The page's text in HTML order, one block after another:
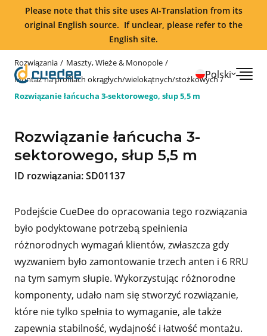
Please note that this site uses AI-Translation from its
original English source. If unclear, please refer to the
English site.
Polski
Rozwiązania
Maszty, Wieże & Monopole
Montaż na profilach okrągłych/wielokątnych/stożkowych
Rozwiązanie łańcucha 3-sektorowego, słup 5,5 m
Rozwiązanie łańcucha 3-
sektorowego, słup 5,5 m
ID rozwiązania:SD01137
Podejście CueDee do opracowania tego rozwiązania
było podyktowane potrzebą spełnienia
różnorodnych wymagań klientów, zwłaszcza gdy
wyzwaniem było zamontowanie trzech anten i 6 RRU
na tym samym słupie. Wykorzystując różnorodne
komponenty, udało nam się stworzyć rozwiązanie,
które nie tylko spełnia to wymaganie, ale także
zapewnia stabilność, wydajność i łatwość montażu.